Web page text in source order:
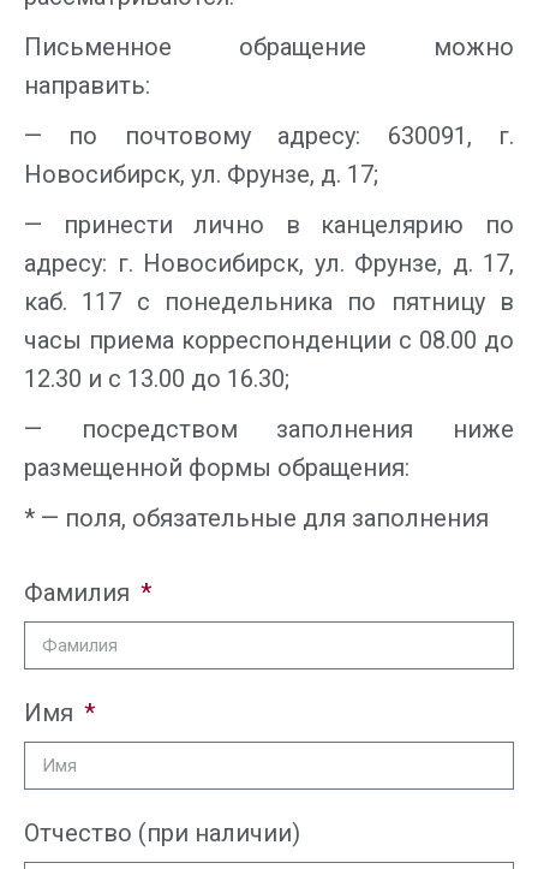
Письменное обращение можно
направить:
— по почтовому адресу: 630091, г.
Новосибирск, ул. Фрунзе, д. 17;
— принести лично в канцелярию по
адресу: г. Новосибирск, ул. Фрунзе, д. 17,
каб. 117 с понедельника по пятницу в
часы приема корреспонденции с 08.00 до
12.30 и с 13.00 до 16.30;
— посредством заполнения ниже
размещенной формы обращения:
* — поля, обязательные для заполнения
Фамилия
Имя
Отчество (при наличии)